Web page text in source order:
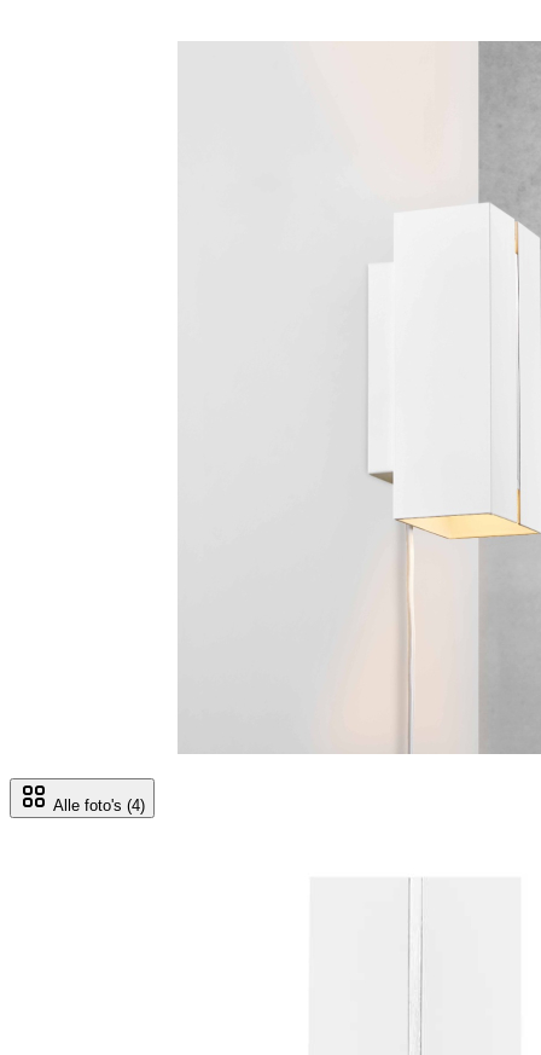
Alle foto's (4)